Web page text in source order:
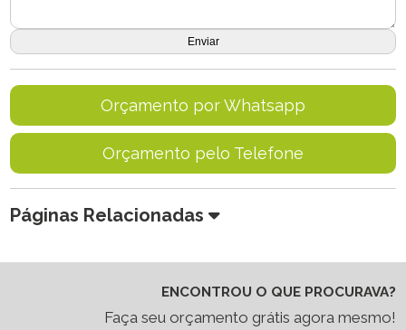
Orçamento por Whatsapp
Orçamento pelo Telefone
Páginas Relacionadas
ENCONTROU O QUE PROCURAVA?
Faça seu orçamento grátis agora mesmo!